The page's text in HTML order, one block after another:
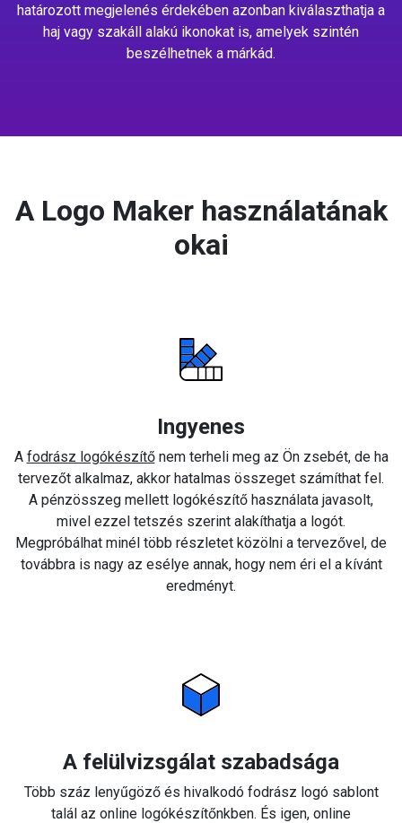
határozott megjelenés érdekében azonban kiválaszthatja a
haj vagy szakáll alakú ikonokat is, amelyek szintén
beszélhetnek a márkád.
A Logo Maker használatának
okai
Ingyenes
A fodrász logókészítőnem terheli meg az Ön zsebét, de ha
tervezőt alkalmaz, akkor hatalmas összeget számíthat fel.
A pénzösszeg mellett logókészítő használata javasolt,
mivel ezzel tetszés szerint alakíthatja a logót.
Megpróbálhat minél több részletet közölni a tervezővel, de
továbbra is nagy az esélye annak, hogy nem éri el a kívánt
eredményt.
A felülvizsgálat szabadsága
Több száz lenyűgöző és hivalkodó fodrász logó sablont
talál az online logókészítőnkben. És igen, online